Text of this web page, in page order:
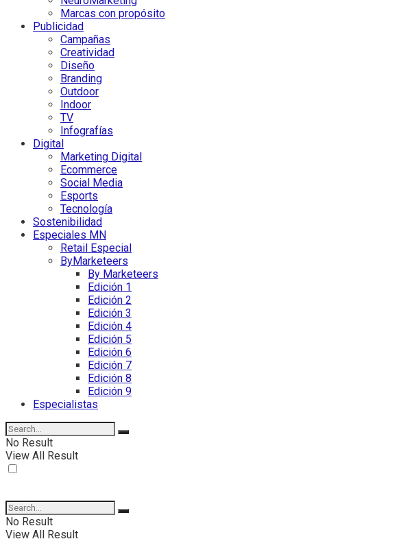
Marcas con propósito
Publicidad
Campañas
Creatividad
Diseño
Branding
Outdoor
Indoor
TV
Infografías
Digital
Marketing Digital
Ecommerce
Social Media
Esports
Tecnología
Sostenibilidad
Especiales MN
Retail Especial
ByMarketeers
By Marketeers
Edición 1
Edición 2
Edición 3
Edición 4
Edición 5
Edición 6
Edición 7
Edición 8
Edición 9
Especialistas
No Result
View All Result
No Result
View All Result